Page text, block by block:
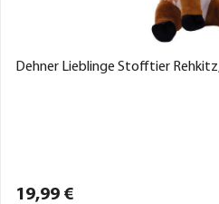
Dehner Lieblinge Stofftier
19,99 €